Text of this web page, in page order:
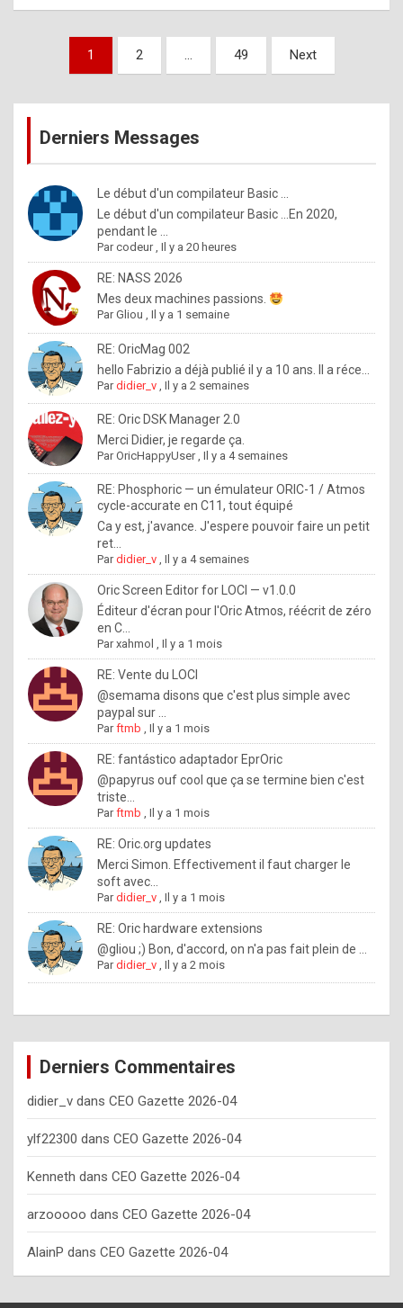
x
a
%
m
a
d
b
y
o
l
e
x
.
I
f
y
o
u
w
a
n
t
o
n
o
w
h
o
w
o
e
y
o
u
s
h
o
Pagination
publications
1 2 … 49 Next
Derniers Messages
Le début d'un compilateur Basic ...
Le début d'un compilateur Basic ...En 2020,
pendant le ...
Parcodeur,Il y a 20 heures
RE: NASS 2026
Mes deux machines passions.
ParGliou ,Il y a 1 semaine
RE: OricMag 002
hello Fabrizio a déjà publié il y a 10 ans. Il a réce...
Pardidier_v ,Il y a 2 semaines
RE: Oric DSK Manager 2.0
Merci Didier, je regarde ça.
ParOricHappyUser,Il y a 4 semaines
RE: Phosphoric — un émulateur ORIC-1 / Atmos
cycle-accurate en C11, tout équipé
Ca y est, j'avance. J'espere pouvoir faire un petit
ret...
Pardidier_v ,Il y a 4 semaines
Oric Screen Editor for LOCI — v1.0.0
Éditeur d'écran pour l'Oric Atmos, réécrit de zéro
en C...
Parxahmol ,Il y a 1 mois
RE: Vente du LOCI
@semama disons que c'est plus simple avec
paypal sur ...
Parftmb ,Il y a 1 mois
RE: fantástico adaptador EprOric
@papyrus ouf cool que ça se termine bien c'est
triste...
Parftmb ,Il y a 1 mois
RE: Oric.org updates
Merci Simon. Effectivement il faut charger le
soft avec...
Pardidier_v ,Il y a 1 mois
RE: Oric hardware extensions
@gliou ;) Bon, d'accord, on n'a pas fait plein de ...
Pardidier_v ,Il y a 2 mois
Derniers Commentaires
didier_v dans CEO Gazette 2026-04
ylf22300 dans CEO Gazette 2026-04
Kenneth dans CEO Gazette 2026-04
arzooooo dans CEO Gazette 2026-04
AlainP dans CEO Gazette 2026-04